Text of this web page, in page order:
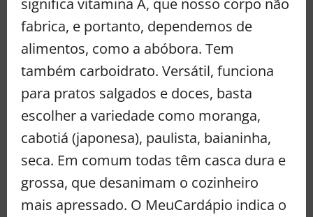
significa vitamina A, que nosso corpo não
fabrica, e portanto, dependemos de
alimentos, como a abóbora. Tem
também carboidrato. Versátil, funciona
para pratos salgados e doces, basta
escolher a variedade como moranga,
cabotiá (japonesa), paulista, baianinha,
seca. Em comum todas têm casca dura e
grossa, que desanimam o cozinheiro
mais apressado. O MeuCardápio indica o